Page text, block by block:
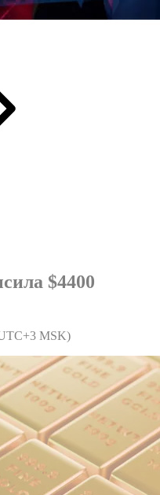
$4400
MSK)